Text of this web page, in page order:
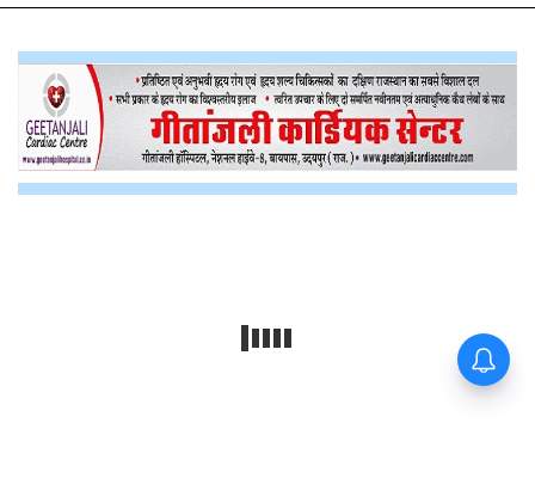
यहां बनने जा रहा दुनिया का सबसे बड़ा